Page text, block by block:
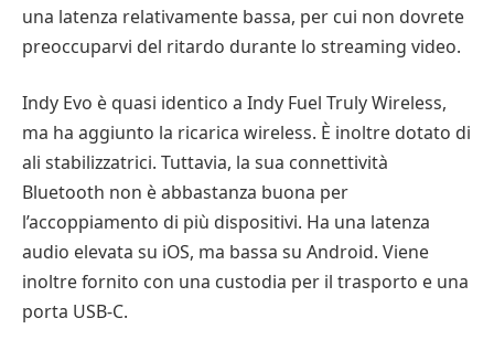
una latenza relativamente bassa, per cui non dovrete
preoccuparvi del ritardo durante lo streaming video.
Indy Evo è quasi identico a Indy Fuel Truly Wireless,
ma ha aggiunto la ricarica wireless. È inoltre dotato di
ali stabilizzatrici. Tuttavia, la sua connettività
Bluetooth non è abbastanza buona per
l’accoppiamento di più dispositivi. Ha una latenza
audio elevata su iOS, ma bassa su Android. Viene
inoltre fornito con una custodia per il trasporto e una
porta USB-C.